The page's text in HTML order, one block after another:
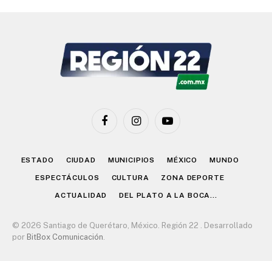
FacebookInstagramYouTube
ESTADO CIUDAD MUNICIPIOS MÉXICO MUNDO
ESPECTÁCULOS CULTURA ZONA DEPORTE
ACTUALIDAD DEL PLATO A LA BOCA…
© 2026 Santiago de Querétaro, México. Región 22 . Desarrollado
por BitBox Comunicación.